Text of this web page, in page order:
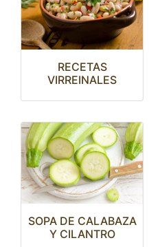
RECETAS
VIRREINALES
SOPA DE CALABAZA
Y CILANTRO